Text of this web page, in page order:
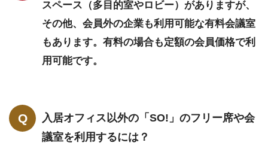
スペース（多目的室やロビー）がありますが、
その他、会員外の企業も利用可能な有料会議室
もあります。有料の場合も定額の会員価格で利
用可能です。
入居オフィス以外の「SO!」のフリー席や会
議室を利用するには？